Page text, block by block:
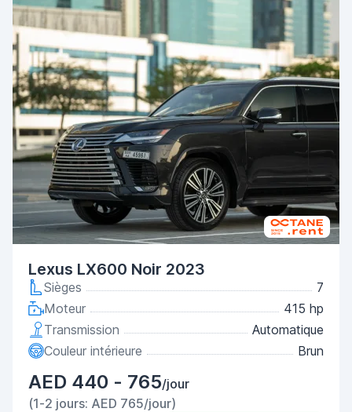
Lexus LX600 Noir 2023
Sièges
7
Moteur
415 hp
Transmission
Automatique
Couleur intérieure
Brun
AED 440 - 765/jour
(1-2 jours: AED 765/jour)